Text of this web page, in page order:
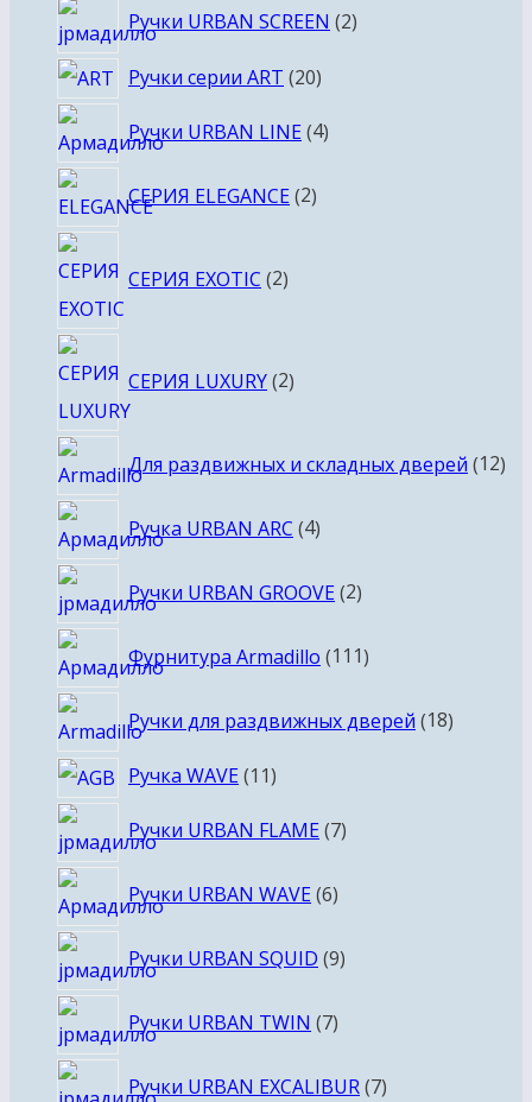
Ручки URBAN SCREEN 22
Ручки серии ART 2020
Ручки URBAN LINE 44
СЕРИЯ ELEGANCE 22
СЕРИЯ EXOTIC 2товара
СЕРИЯ LUXURY 2товара
Для раздвижных и складных дверей 1212
Ручка URBAN ARC 44
Ручки URBAN GROOVE 22
Фурнитура Armadillo 111111
Ручки для раздвижных дверей 1818
Ручка WAVE 1111
Ручки URBAN FLAME 77
Ручки URBAN WAVE 66
Ручки URBAN SQUID 99
Ручки URBAN TWIN 77
Ручки URBAN EXCALIBUR 77